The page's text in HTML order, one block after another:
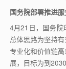
国务院部署推进
4月21 日，国务
总体思路为坚持
专业化和价值链
展，目标为到2030